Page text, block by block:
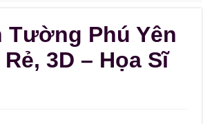
Tường Phú Yên
3D – Họa Sĩ